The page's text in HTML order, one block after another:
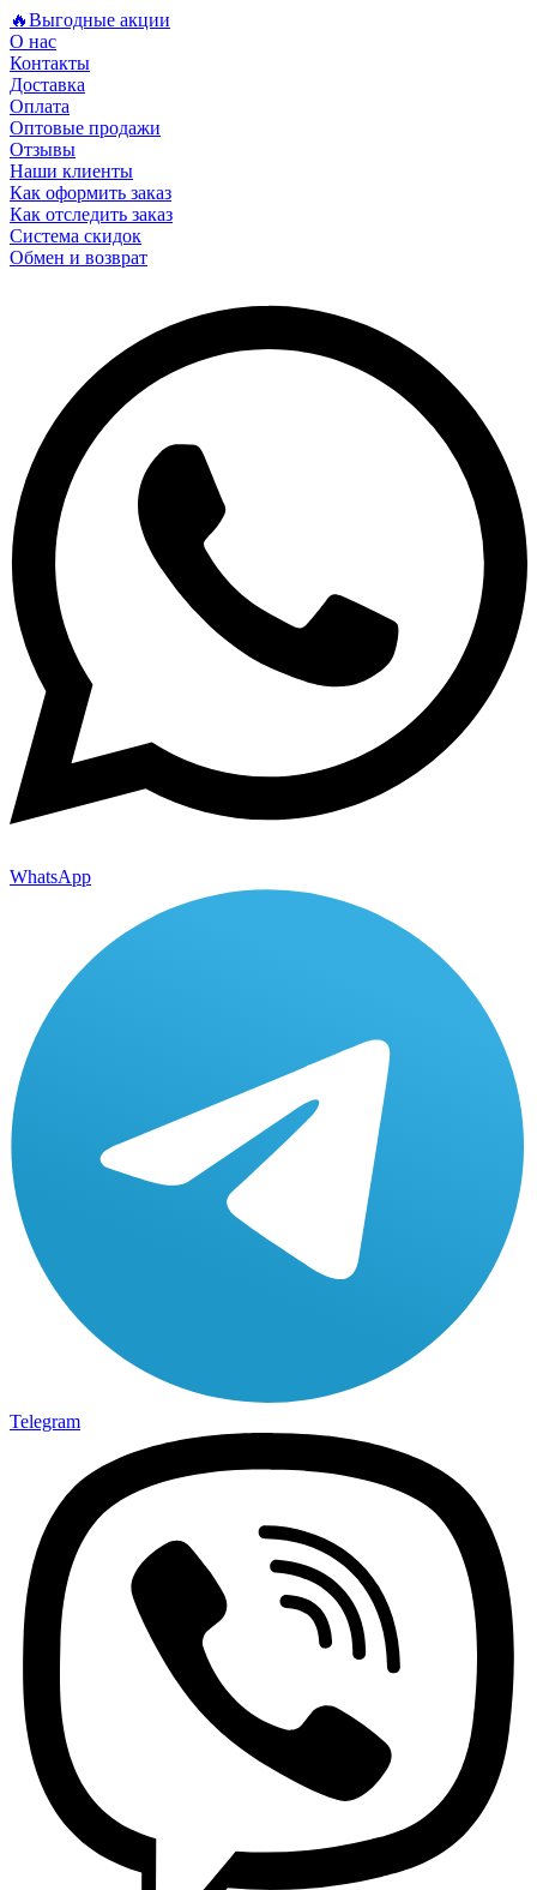
🔥Выгодные акции
О нас
Контакты
Доставка
Оплата
Оптовые продажи
Отзывы
Наши клиенты
Как оформить заказ
Как отследить заказ
Система скидок
Обмен и возврат
WhatsApp
Telegram